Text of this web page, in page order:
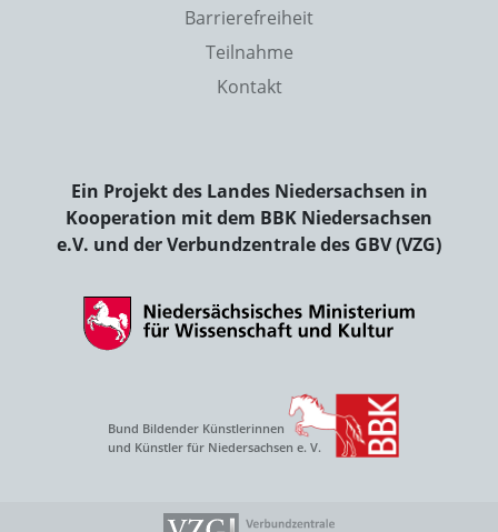
Barrierefreiheit
Teilnahme
Kontakt
Ein Projekt des Landes Niedersachsen in
Kooperation mit dem BBK Niedersachsen
e.V. und der Verbundzentrale des GBV (VZG)
Bund Bildender Künstlerinnen
und Künstler für Niedersachsen e. V.